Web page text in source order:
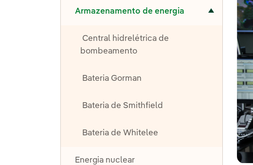
Armazenamento de energia
Central hidrelétrica de
bombeamento
Bateria Gorman
Bateria de Smithfield
Bateria de Whitelee
Energia nuclear